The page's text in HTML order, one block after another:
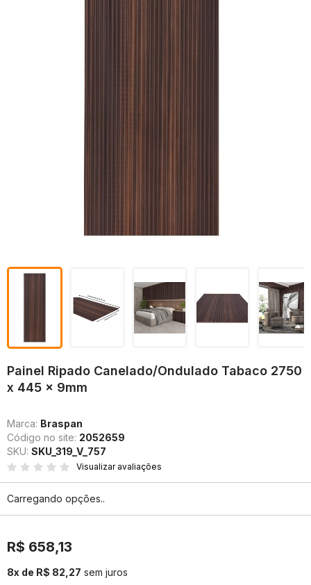
Painel Ripado Canelado/Ondulado Tabaco 2750
x 445 x 9mm
Marca: Braspan
Código no site: 2052659
SKU: SKU_319_V_757
Visualizar avaliações
Carregando opções..
R$ 658,13
8x de R$ 82,27 sem juros